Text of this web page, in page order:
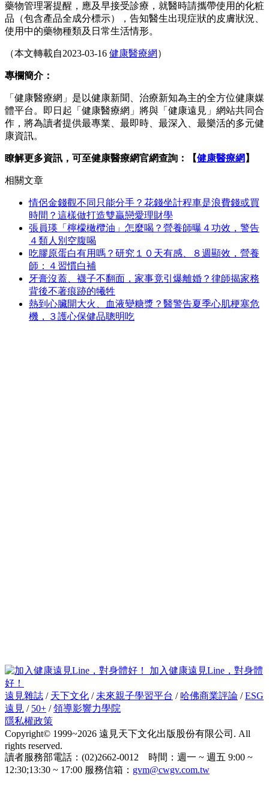
藥物管理署提醒，應及早接受診療，就醫時請攜帶使用的化粧
品（包含產品全成分標示），告知醫生出現症狀的皮膚狀況、
使用中的藥物種類及日常生活情形。
（本文轉載自2023-03-16 健康醫療網 ）
專欄簡介：
「健康醫療網」是以健康新聞、治療新知為主的全方位健康媒
體平台。即日起「健康醫療網」將與「健康遠見」網站共同合
作，將為讀者提供最專業、最即時、最深入、最樂活的多元健
康資訊。
瞭解更多資訊，可至健康醫療網官網查詢：【健康醫療網 】
相關文章
情侶金錢觀不同只能分手？花錢坐計程車是浪費錢或買
時間？這樣做打造雙贏戀愛理財學
張員瑛「檸檬橄欖油」怎麼喝？營養師曝４功效，警告
４類人別空腹喝
吃膠原蛋白有用嗎？研究１０天有感、８週顯效，營養
師：４習慣白補
牙膏沒蓋、襪子不翻面，家事竟引爆離婚？律師揭家務
背後不著痕跡的犧牲
熱到心臟開大火、血液變糖漿？醫警告夏季心肌梗塞危
機，３護心保健品聰明吃
加入健康遠見Line，對身體
好！
遠見雜誌 / 天下文化 / 未來親子學習平台 / 哈佛商業評論 /ESG
遠見 / 50+ /領導影響力學院
隱私權政策
Copyright© 1999~2026 遠見天下文化出版股份有限公司. All
rights reserved.
讀者服務部電話：(02)2662-0012 時間：週一 ~ 週五 9:00 ~
12:30;13:30 ~ 17:00 服務信箱： gvm@cwgv.com.tw